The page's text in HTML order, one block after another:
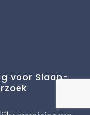
voor Slaap-